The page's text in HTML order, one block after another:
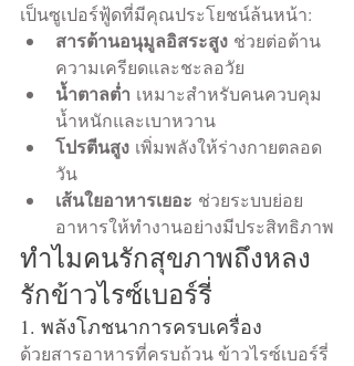
เป็นซูเปอร์ฟู้ดที่มีคุณประโยชน์ล้นหน้า:
สารต้านอนุมูลอิสระสูง ช่วยต่อต้าน
ความเครียดและชะลอวัย
น้ำตาลต่ำ เหมาะสำหรับคนควบคุม
น้ำหนักและเบาหวาน
โปรตีนสูง เพิ่มพลังให้ร่างกายตลอด
วัน
เส้นใยอาหารเยอะ ช่วยระบบย่อย
อาหารให้ทำงานอย่างมีประสิทธิภาพ
ทำไมคนรักสุขภาพถึงหลง
รักข้าวไรซ์เบอร์รี่
1. พลังโภชนาการครบเครื่อง
ด้วยสารอาหารที่ครบถ้วน ข้าวไรซ์เบอร์รี่